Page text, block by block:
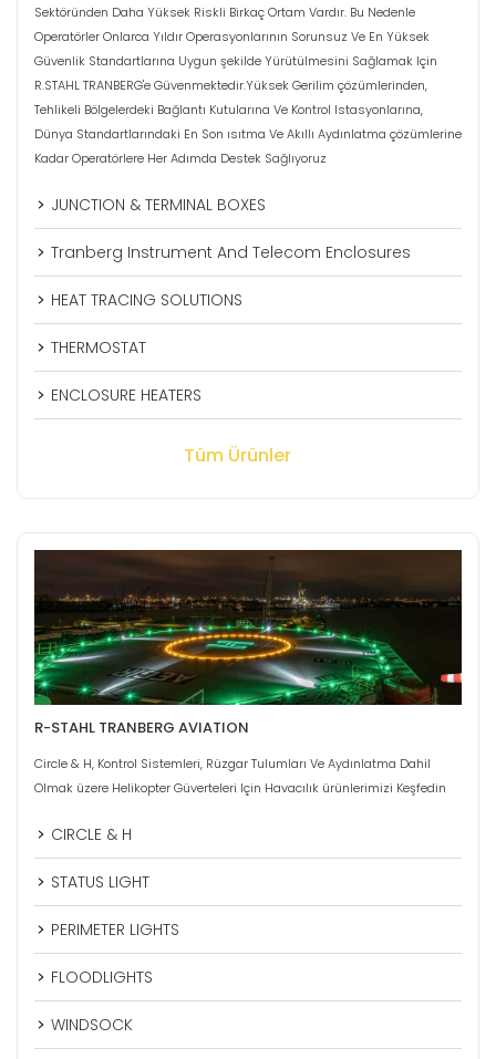
Sektöründen Daha Yüksek Riskli Birkaç Ortam Vardır. Bu Nedenle
Operatörler Onlarca Yıldır Operasyonlarının Sorunsuz Ve En Yüksek
Güvenlik Standartlarına Uygun şekilde Yürütülmesini Sağlamak Için
R.STAHL TRANBERG'e Güvenmektedir.Yüksek Gerilim çözümlerinden,
Tehlikeli Bölgelerdeki Bağlantı Kutularına Ve Kontrol Istasyonlarına,
Dünya Standartlarındaki En Son ısıtma Ve Akıllı Aydınlatma çözümlerine
Kadar Operatörlere Her Adımda Destek Sağlıyoruz
JUNCTION & TERMINAL BOXES
Tranberg Instrument And Telecom Enclosures
HEAT TRACING SOLUTIONS
THERMOSTAT
ENCLOSURE HEATERS
Tüm Ürünler
R-STAHL TRANBERG AVIATION
Circle & H, Kontrol Sistemleri, Rüzgar Tulumları Ve Aydınlatma Dahil
Olmak üzere Helikopter Güverteleri Için Havacılık ürünlerimizi Keşfedin
CIRCLE & H
STATUS LIGHT
PERIMETER LIGHTS
FLOODLIGHTS
WINDSOCK